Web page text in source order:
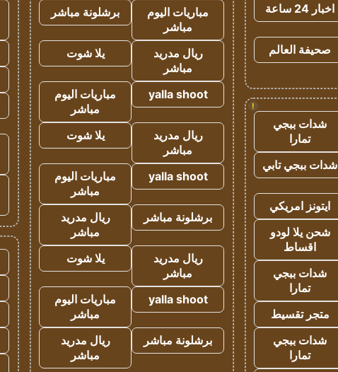
اخبار 24 ساعة
صحيفة العالم
!
شدات ببجي
تمارا
شدات ببجي تابي
ايتونز امريكي
شحن يلا لودو
اقساط
شدات ببجي
تمارا
متجر تقسيط
شدات ببجي
تمارا
مباريات اليوم
مباشر
برشلونة مباشر
ريال مدريد
مباشر
يلا شوت
yalla shoot
مباريات اليوم
مباشر
ريال مدريد
مباشر
يلا شوت
yalla shoot
مباريات اليوم
مباشر
برشلونة مباشر
ريال مدريد
مباشر
ريال مدريد
مباشر
يلا شوت
yalla shoot
مباريات اليوم
مباشر
برشلونة مباشر
ريال مدريد
مباشر